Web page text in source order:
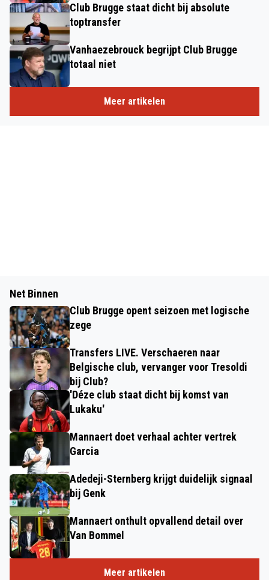
Club Brugge staat dicht bij absolute
toptransfer
Vanhaezebrouck begrijpt Club Brugge
totaal niet
Meer artikelen
Net Binnen
Club Brugge opent seizoen met logische
zege
Transfers LIVE. Verschaeren naar
Belgische club, vervanger voor Tresoldi
bij Club?
'Déze club staat dicht bij komst van
Lukaku'
Mannaert doet verhaal achter vertrek
Garcia
Adedeji-Sternberg krijgt duidelijk signaal
bij Genk
Mannaert onthult opvallend detail over
Van Bommel
Meer artikelen